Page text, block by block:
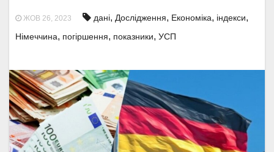
ЖОВ 26, 2023 дані, Дослідження, Економіка, індекси,
Німеччина, погіршення, показники, УСП